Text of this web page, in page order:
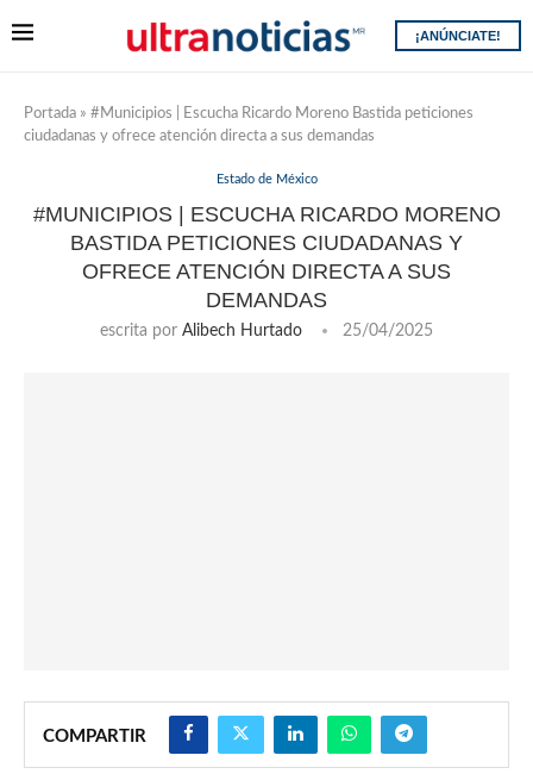
¡ANÚNCIATE!
Portada » #Municipios | Escucha Ricardo Moreno Bastida peticiones
ciudadanas y ofrece atención directa a sus demandas
Estado de México
#MUNICIPIOS | ESCUCHA RICARDO MORENO
BASTIDA PETICIONES CIUDADANAS Y
OFRECE ATENCIÓN DIRECTA A SUS
DEMANDAS
escrita por Alibech Hurtado 25/04/2025
COMPARTIR